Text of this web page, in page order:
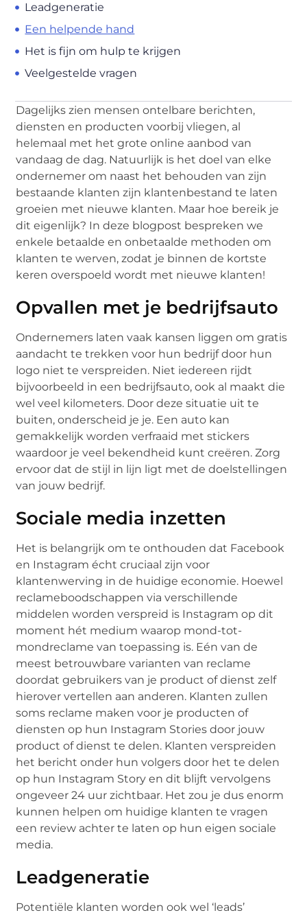
Leadgeneratie
Een helpende hand
Het is fijn om hulp te krijgen
Veelgestelde vragen
Dagelijks zien mensen ontelbare berichten,
diensten en producten voorbij vliegen, al
helemaal met het grote online aanbod van
vandaag de dag. Natuurlijk is het doel van elke
ondernemer om naast het behouden van zijn
bestaande klanten zijn klantenbestand te laten
groeien met nieuwe klanten. Maar hoe bereik je
dit eigenlijk? In deze blogpost bespreken we
enkele betaalde en onbetaalde methoden om
klanten te werven, zodat je binnen de kortste
keren overspoeld wordt met nieuwe klanten!
Opvallen met je bedrijfsauto
Ondernemers laten vaak kansen liggen om gratis
aandacht te trekken voor hun bedrijf door hun
logo niet te verspreiden. Niet iedereen rijdt
bijvoorbeeld in een bedrijfsauto, ook al maakt die
wel veel kilometers. Door deze situatie uit te
buiten, onderscheid je je. Een auto kan
gemakkelijk worden verfraaid met stickers
waardoor je veel bekendheid kunt creëren. Zorg
ervoor dat de stijl in lijn ligt met de doelstellingen
van jouw bedrijf.
Sociale media inzetten
Het is belangrijk om te onthouden dat Facebook
en Instagram écht cruciaal zijn voor
klantenwerving in de huidige economie. Hoewel
reclameboodschappen via verschillende
middelen worden verspreid is Instagram op dit
moment hét medium waarop mond-tot-
mondreclame van toepassing is. Eén van de
meest betrouwbare varianten van reclame
doordat gebruikers van je product of dienst zelf
hierover vertellen aan anderen. Klanten zullen
soms reclame maken voor je producten of
diensten op hun Instagram Stories door jouw
product of dienst te delen. Klanten verspreiden
het bericht onder hun volgers door het te delen
op hun Instagram Story en dit blijft vervolgens
ongeveer 24 uur zichtbaar. Het zou je dus enorm
kunnen helpen om huidige klanten te vragen
een review achter te laten op hun eigen sociale
media.
Leadgeneratie
Potentiële klanten worden ook wel ‘leads’